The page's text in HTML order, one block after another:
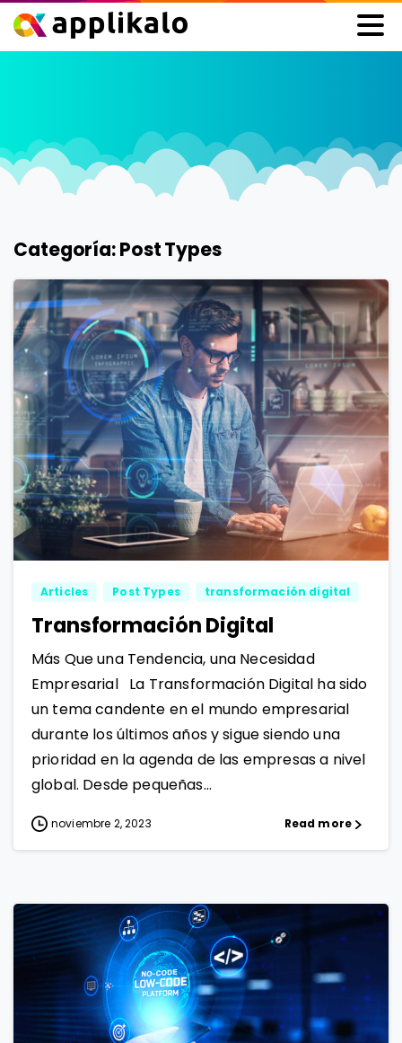
Categoría:Post Types
1
Articles Post Types transformación digital
Transformación Digital
Más Que una Tendencia, una Necesidad
Empresarial La Transformación Digital ha sido
un tema candente en el mundo empresarial
durante los últimos años y sigue siendo una
prioridad en la agenda de las empresas a nivel
global. Desde pequeñas...
noviembre 2, 2023 Read more